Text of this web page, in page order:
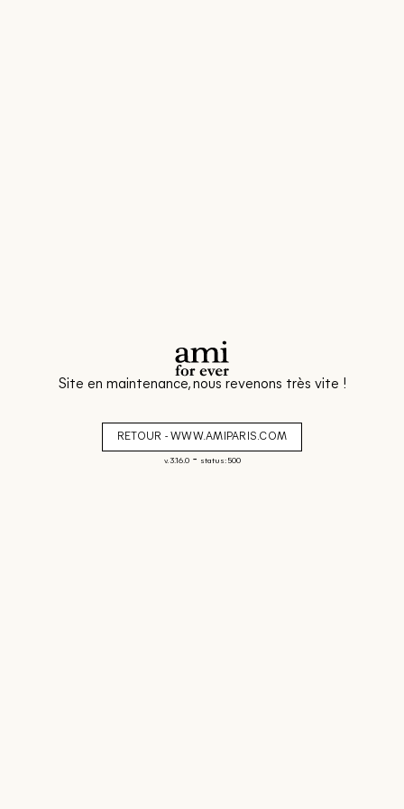
Site en maintenance, nous revenons très vite !
RETOUR - WWW.AMIPARIS.COM
v. 3.16.0- status: 500